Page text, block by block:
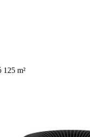
m²